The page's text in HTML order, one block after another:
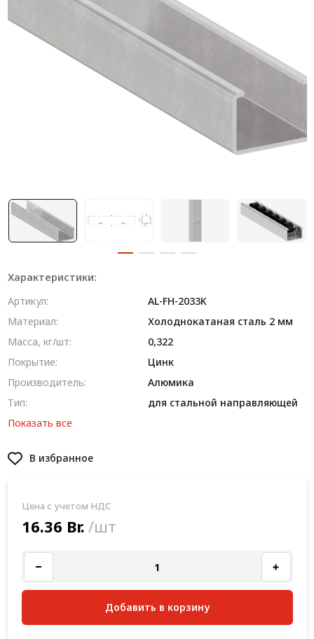
Система V-паза NEW!
Алюминиевые промышленные ограждения
Алюминиевая промышленная мебель
Крейты и кассеты Subrack systems
Профиль строительного назначения
Радиаторный алюминиевый профиль NEW!
Метрический крепеж
Конструкции из профиля
Характеристики:
Артикул:
AL-FH-2033K
Материал:
Холоднокатаная сталь 2 мм
Масса, кг/шт:
0,322
Покрытие:
Цинк
Производитель:
Алюмика
Тип:
для стальной направляющей
Показать все
В избранное
Цена с учетом НДС
16.36 Br. /шт
Добавить в корзину